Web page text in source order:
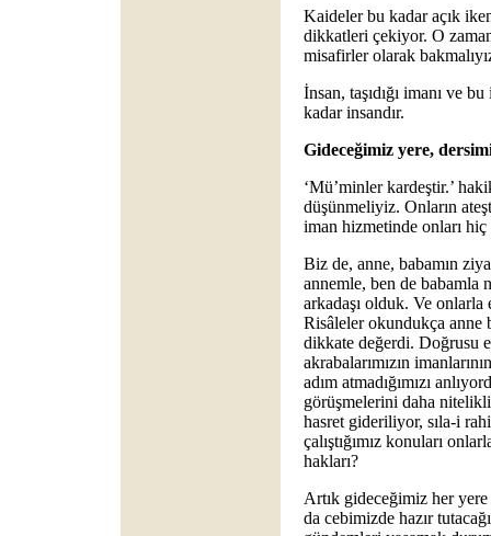
Kaideler bu kadar açık
dikkatleri çekiyor. O
misafirler olarak
İnsan, taşıdığı imanı ve
kadar insandır.
Gideceğimiz yere,
‘Mü’minler kardeştir.’
düşünmeliyiz. Onların
iman hizmetinde onları
Biz de, anne, babamın
annemle, ben de babamla
arkadaşı olduk. Ve
Risâleler okundukça anne
dikkate değerdi. Doğrusu
akrabalarımızın
adım atmadığımızı
görüşmelerini daha
hasret gideriliyor, sıla-i
çalıştığımız konuları
hakları?
Artık gideceğimiz her yere
da cebimizde hazır